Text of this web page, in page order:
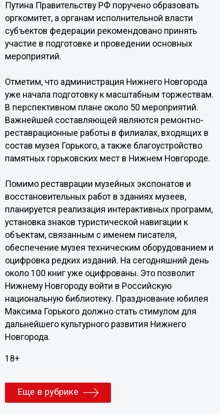
Путина Правительству РФ поручено образовать
оргкомитет, а органам исполнительной власти
субъектов федерации рекомендовано принять
участие в подготовке и проведении основных
мероприятий.
Отметим, что администрация Нижнего Новгорода
уже начала подготовку к масштабным торжествам.
В перспективном плане около 50 мероприятий.
Важнейшей составляющей являются ремонтно-
реставрационные работы в филиалах, входящих в
состав музея Горького, а также благоустройство
памятных горьковских мест в Нижнем Новгороде.
Помимо реставрации музейных экспонатов и
восстановительных работ в зданиях музеев,
планируется реализация интерактивных программ,
установка знаков туристической навигации к
объектам, связанным с именем писателя,
обеспечение музея техническим оборудованием и
оцифровка редких изданий. На сегодняшний день
около 100 книг уже оцифрованы. Это позволит
Нижнему Новгороду войти в Российскую
национальную библиотеку. Празднование юбилея
Максима Горького должно стать стимулом для
дальнейшего культурного развития Нижнего
Новгорода.
18+
Еще в рубрике